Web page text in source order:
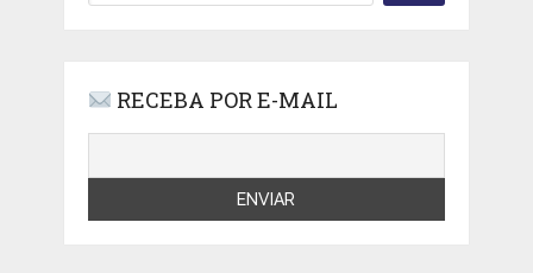
RECEBA POR E-MAIL